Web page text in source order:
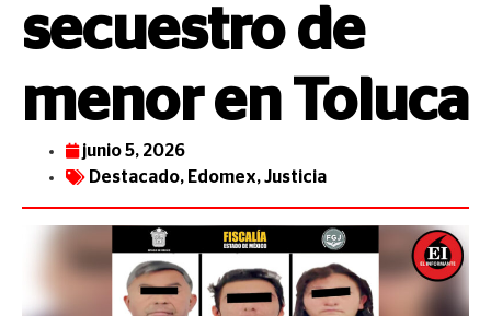
secuestro de
menor en Toluca
junio 5, 2026
Destacado, Edomex,Justicia